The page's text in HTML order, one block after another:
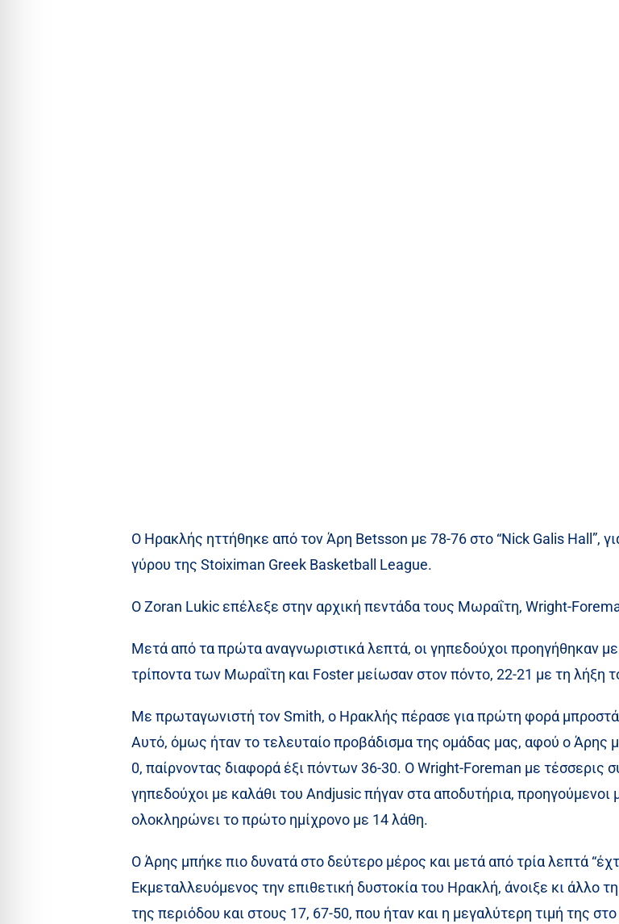
Ο Ηρακλής ηττήθηκε από τον Άρη Betsson με 78-76 στο “Nick Galis Hall”,
γύρου της Stoiximan Greek Basketball League.
Ο Zoran Lukic επέλεξε στην αρχική πεντάδα τους Μωραΐτη, Wright-
Μετά από τα πρώτα αναγνωριστικά λεπτά, οι γηπεδούχοι προηγήθηκαν με
τρίποντα των Μωραΐτη και Foster μείωσαν στον πόντο, 22-21 με τη λήξη
Με πρωταγωνιστή τον Smith, ο Ηρακλής πέρασε για πρώτη φορά μπροστά
Αυτό, όμως ήταν το τελευταίο προβάδισμα της ομάδας μας, αφού ο Άρης
0, παίρνοντας διαφορά έξι πόντων 36-30. Ο Wright-Foreman με τέσσερις
γηπεδούχοι με καλάθι του Andjusic πήγαν στα αποδυτήρια, προηγούμενοι
ολοκληρώνει το πρώτο ημίχρονο με 14 λάθη.
Ο Άρης μπήκε πιο δυνατά στο δεύτερο μέρος και μετά από τρία λεπτά
Εκμεταλλευόμενος την επιθετική δυστοκία του Ηρακλή, άνοιξε κι άλλο
της περιόδου και στους 17, 67-50, που ήταν και η μεγαλύτερη τιμή της